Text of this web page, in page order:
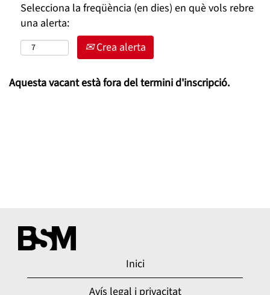
Selecciona la freqüència (en dies) en què vols rebre
una alerta:
Crea alerta
Aquesta vacant està fora del termini d'inscripció.
Inici
Avís legal i privacitat